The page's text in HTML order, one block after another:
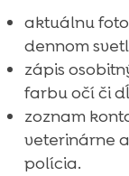
aktuálnu
dennom
zápis
farbu očí či
zoznam
veterinárne
polícia.